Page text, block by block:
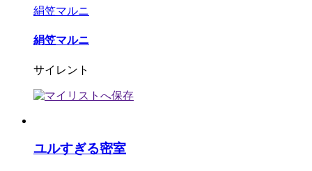
絹笠マルニ
絹笠マルニ
サイレント
ユルすぎる密室